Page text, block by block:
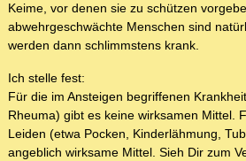
Keime, vor denen sie zu schützen
abwehrgeschwächte Menschen sind
werden dann schlimmstens krank.
Ich stelle fest:
Für die im Ansteigen begriffenen
Rheuma) gibt es keine wirksamen Mittel.
Leiden (etwa Pocken, Kinderlähmung,
angeblich wirksame Mittel. Sieh Dir zum